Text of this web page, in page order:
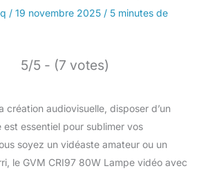
/ 19 novembre 2025 / 5 minutes de
5/5 - (7 votes)
création audiovisuelle, disposer d’un
essentiel pour sublimer vos
soyez un vidéaste amateur ou un
le GVM CRI97 80W Lampe vidéo avec